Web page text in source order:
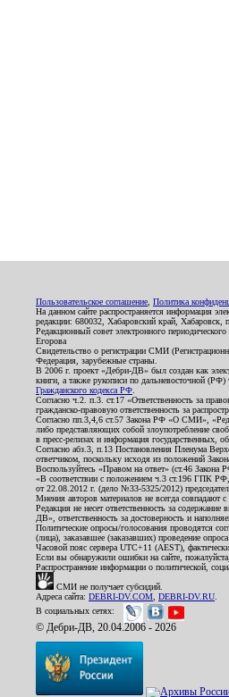
Пользовательское соглашение Политика
На данном сайте распространяется информация
редакции: 680032, Хабаровский край, Хабаровск,
Редакционный совет электронного
Егорова
Свидетельство о регистрации СМИ
Федерация, зарубежные страны.
В 2006 г. проект «Дебри-ДВ» был создан как
книги, а также рукописи по дальневосточной
Гражданского кодекса РФ
Согласно ч.2. п.3. ст.17 «Ответственность за
гражданско-правовую ответственность за
Согласно пп.3,4,6 ст.57 Закона РФ «О СМИ»,
либо представляющих собой злоупотребление
в пресс-релизах и информация государственных,
Согласно абз.3, п.13 Постановления Пленума
ответчиком, поскольку исходя из положений
Воспользуйтесь «Правом на ответ» (ст.46
«В соответствии с положением ч.3 ст.196 ГПК РФ,
от 22.08.2012 г. (дело №33-5325/2012)
Мнения авторов материалов не всегда совпадают
Редакция не несет ответственность за
ДВ», ответственность за достоверность и
Политические опросы/голосования проводятся
(лица), заказавшее (заказавших) проведение
Часовой пояс сервера UTC+11 (AEST),
Если вы обнаружили ошибки на сайте, пожалуйста,
Распространение информации о политической,
СМИ не получает субсидий.
Адреса сайта: DEBRI-DV.COM DEBRI-DV.RU
В социальных сетях:
© Дебри-ДВ, 20.04.2006 - 2026